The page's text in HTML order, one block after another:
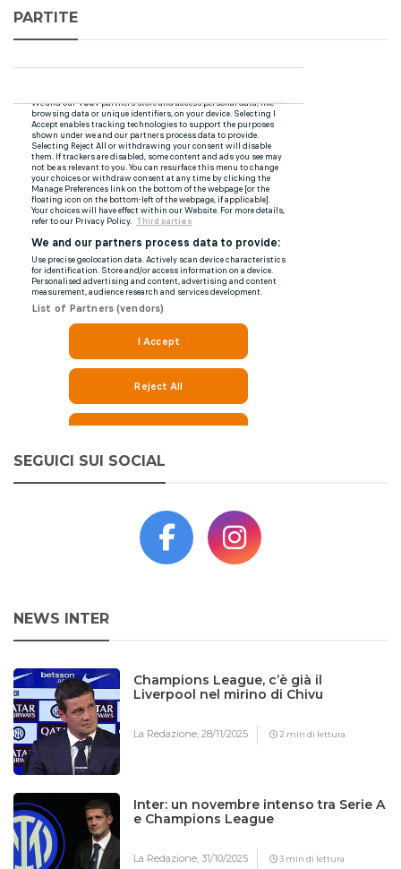
PARTITE
SEGUICI SUI SOCIAL
NEWS INTER
Champions League, c’è già il
Liverpool nel mirino di Chivu
La Redazione,28/11/2025 2 min di lettura
Inter: un novembre intenso tra Serie A
e Champions League
La Redazione,31/10/2025 3 min di lettura